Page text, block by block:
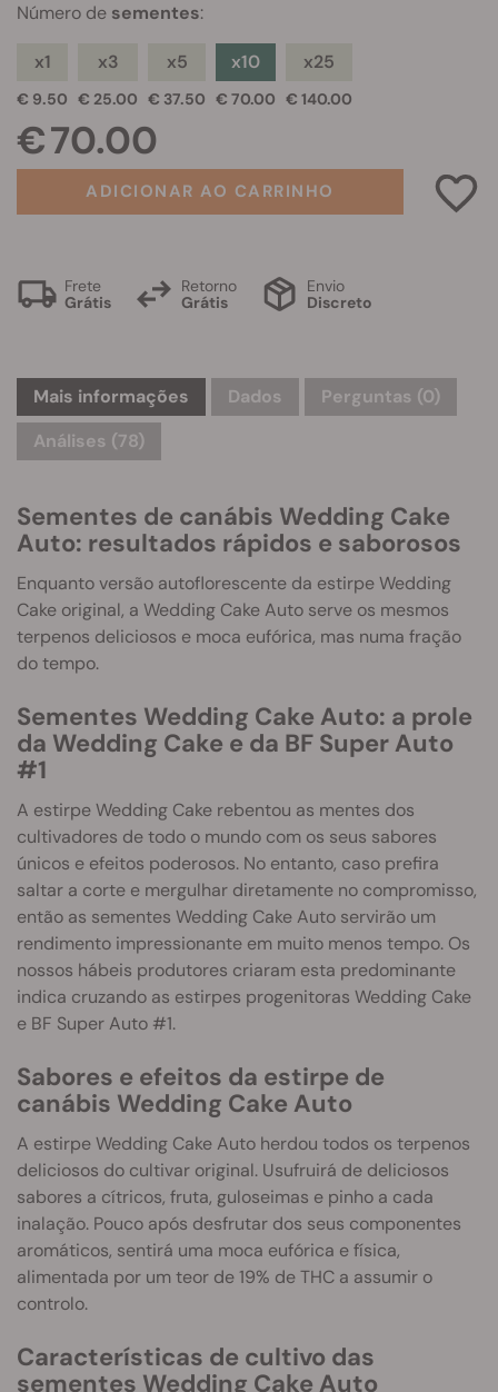
Número de sementes:
x1
€ 9.50
x3
€ 25.00
x5
€ 37.50
x10
€ 70.00
x25
€ 140.00
€ 70.00
ADICIONAR AO CARRINHO
Frete
Grátis
Retorno
Grátis
Envio
Discreto
Mais informações Dados Perguntas (0)
Análises (78)
Sementes de canábis Wedding Cake
Auto: resultados rápidos e saborosos
Enquanto versão autoflorescente da estirpe Wedding
Cake original, a Wedding Cake Auto serve os mesmos
terpenos deliciosos e moca eufórica, mas numa fração
do tempo.
Sementes Wedding Cake Auto: a prole
da Wedding Cake e da BF Super Auto
#1
A estirpe Wedding Cake rebentou as mentes dos
cultivadores de todo o mundo com os seus sabores
únicos e efeitos poderosos. No entanto, caso prefira
saltar a corte e mergulhar diretamente no compromisso,
então as sementes Wedding Cake Auto servirão um
rendimento impressionante em muito menos tempo. Os
nossos hábeis produtores criaram esta predominante
indica cruzando as estirpes progenitoras Wedding Cake
e BF Super Auto #1.
Sabores e efeitos da estirpe de
canábis Wedding Cake Auto
A estirpe Wedding Cake Auto herdou todos os terpenos
deliciosos do cultivar original. Usufruirá de deliciosos
sabores a cítricos, fruta, guloseimas e pinho a cada
inalação. Pouco após desfrutar dos seus componentes
aromáticos, sentirá uma moca eufórica e física,
alimentada por um teor de 19% de THC a assumir o
controlo.
Características de cultivo das
sementes Wedding Cake Auto